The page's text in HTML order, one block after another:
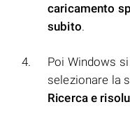
caricamento
subito.
Poi Windows
selezionare la
Ricerca e